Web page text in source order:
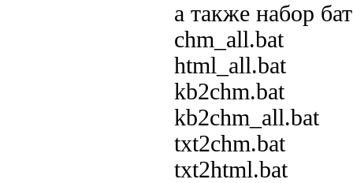
а также набор
chm_all.bat
html_all.bat
kb2chm.bat
kb2chm_all.bat
txt2chm.bat
txt2html.bat